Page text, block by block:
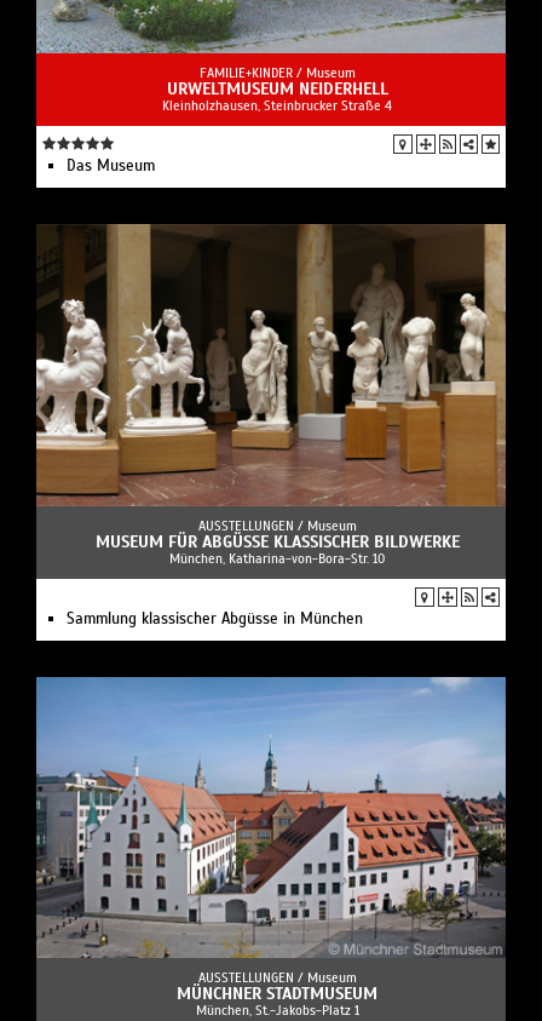
FAMILIE+KINDER / Museum
URWELTMUSEUM NEIDERHELL
Kleinholzhausen, Steinbrucker Straße 4
Das Museum
AUSSTELLUNGEN / Museum
MUSEUM FÜR ABGÜSSE KLASSISCHER BILDWERKE
München, Katharina-von-Bora-Str. 10
Sammlung klassischer Abgüsse in München
AUSSTELLUNGEN / Museum
MÜNCHNER STADTMUSEUM
München, St.-Jakobs-Platz 1